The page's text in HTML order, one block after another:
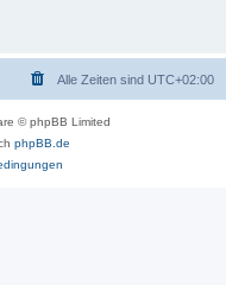
Alle Zeiten sind UTC+02:00
© phpBB Limited
phpBB.de